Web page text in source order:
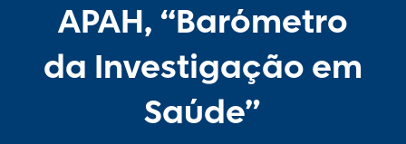
APAH, “Barómetro
da Investigação em
Saúde”